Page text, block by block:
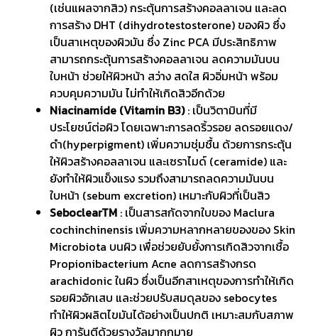
(เช่นแผลจากสิว) กระตุ้นการสร้างคอลลาเจน และลด
การสร้าง DHT (dihydrotestosterone) ของผิว ซึ่ง
เป็นสาเหตุของผิวมัน ซึ่ง Zinc PCA มีประสิทธิภาพ
สามารถกระตุ้นการสร้างคอลลาเจน ลดความมันบน
ใบหน้า ช่วยให้ผิวหน้า สว่าง สดใส ผิวอิ่มหน้า พร้อม
ควบคุมความมัน ไม่ทำให้เกิดสิวอีกด้วย
Niacinamide (Vitamin B3): เป็นวิตามินที่มี
ประโยชน์ต่อผิว โดยเฉพาะการลดริ้วรอย ลดรอยแดง/
ดำ(hyperpigment) เพิ่มความชุ่มชื้น ด้วยการกระตุ้น
ให้ผิวสร้างคอลลาเจน และเซราไมด์ (ceramide) และ
ยังทำให้ผิวแข็งแรง รวมถึงสามารถลดความมันบน
ใบหน้า (sebum excretion) เหมาะกับผิวที่เป็นสิว
SeboclearTM : เป็นสารสกัดจากใบของ Maclura
cochinchinensis เพิ่มความหลากหลายของของ Skin
Microbiota บนผิว เพื่อช่วยยับยั้งการเกิดสิวจากเชื้อ
Propionibacterium Acne ลดการสร้างกรด
arachidonic ในผิว ซึ่งเป็นอีกสาเหตุของการทำให้เกิด
รอยผิวอักเสบ และช่วยปรับสมดุลของ sebocytes
ทำให้ผิวผลิตไขมันได้อย่างเป็นปกติ เหมาะสมกับสภาพ
ผิว การันตีด้วยรางวัลมากกมาย